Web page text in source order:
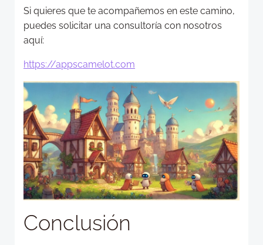
Si quieres que te acompañemos en este camino,
puedes solicitar una consultoría con nosotros
aquí:
https://appscamelot.com
Conclusión